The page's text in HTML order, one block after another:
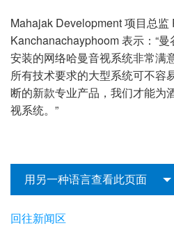
Mahajak Development 项目总监
Kanchanachayphoom 表示：“
安装的网络哈曼音视系统非常满
所有技术要求的大型系统可不容
断的新款专业产品，我们才能为
视系统。”
用另一种语言查看此页面
回往新闻区